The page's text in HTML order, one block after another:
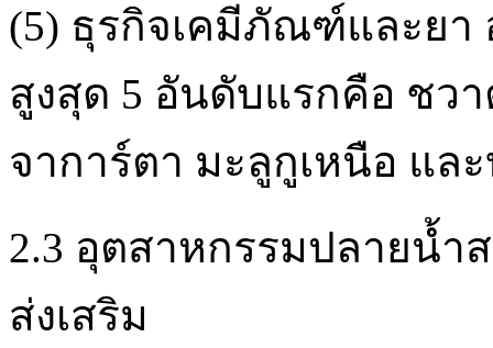
(5) ธุรกิจเคมีภัณฑ์และยา
สูงสุด 5 อันดับแรกคือ ชว
จาการ์ตา มะลูกูเหนือ แล
2.3 อุตสาหกรรมปลายน้ำ
ส่งเสริม